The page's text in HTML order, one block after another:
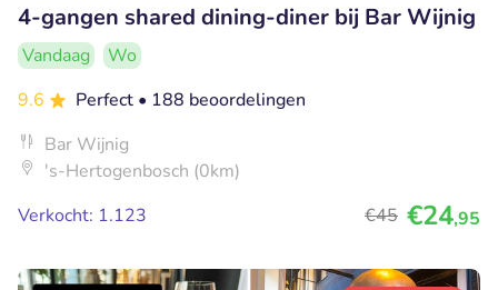
4-gangen shared dining-diner bij Bar Wijnig
Vandaag
Wo
9.6
Perfect • 188 beoordelingen
Bar Wijnig
's-Hertogenbosch (0km)
Verkocht: 1.123
€45 €24,95